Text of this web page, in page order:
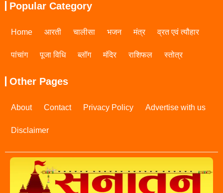
Popular Category
Home आरती चालीसा भजन मंत्र व्रत एवं त्यौहार
पांचांग पूजा विधि ब्लॉग मंदिर राशिफल स्तोत्र
Other Pages
About Contact Privacy Policy Advertise with us
Disclaimer